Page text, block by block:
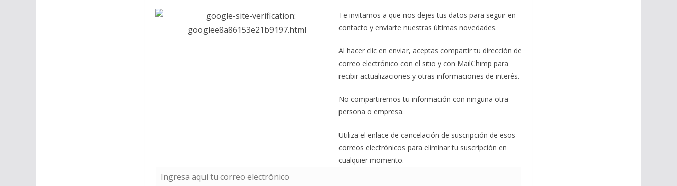
Te invitamos a que nos dejes tus datos para seguir en
contacto y enviarte nuestras últimas novedades.
Al hacer clic en enviar, aceptas compartir tu dirección de
correo electrónico con el sitio y con MailChimp para
recibir actualizaciones y otras informaciones de interés.
No compartiremos tu información con ninguna otra
persona o empresa.
Utiliza el enlace de cancelación de suscripción de esos
correos electrónicos para eliminar tu suscripción en
cualquier momento.